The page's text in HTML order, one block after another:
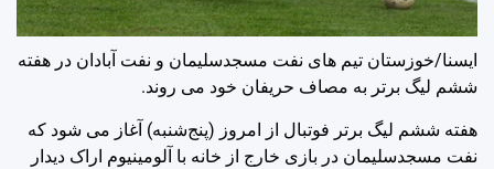
ایسنا/خوزستان تیم های نفت مسجدسلیمان و نفت آبادان در هفته
ششم لیگ برتر به مصاف حریفان خود می روند.
هفته ششم لیگ برتر فوتبال از امروز (پنج‌شنبه) آغاز می شود که
نفت مسجدسلیمان در بازی خارج از خانه با آلومینیوم اراک دیدار